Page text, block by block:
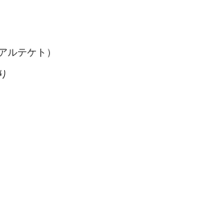
ルテケト）